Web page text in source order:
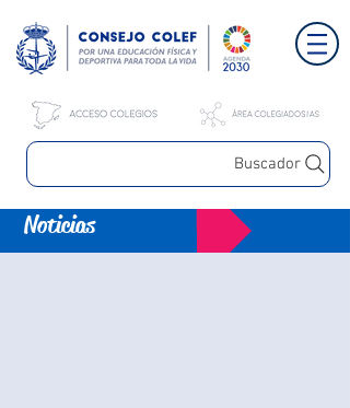
Buscador
Noticias